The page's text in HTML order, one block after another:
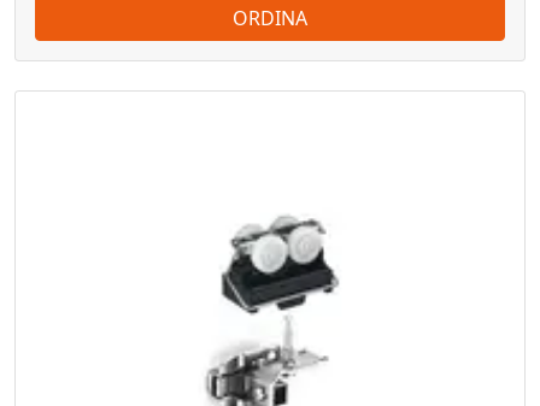
ORDINA